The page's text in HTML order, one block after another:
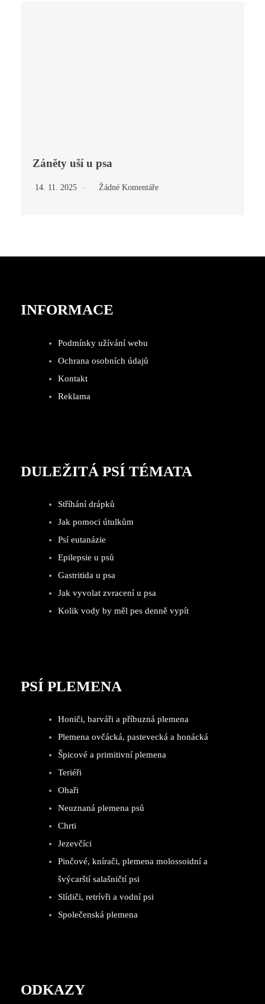
Záněty uší u psa
14. 11. 2025 Žádné Komentáře
INFORMACE
Podmínky užívání webu
Ochrana osobních údajů
Kontakt
Reklama
DULEŽITÁ PSÍ TÉMATA
Stříhání drápků
Jak pomoci útulkům
Psí eutanázie
Epilepsie u psů
Gastritida u psa
Jak vyvolat zvracení u psa
Kolik vody by měl pes denně vypít
PSÍ PLEMENA
Honiči, barváři a příbuzná plemena
Plemena ovčácká, pastevecká a honácká
Špicové a primitivní plemena
Teriéři
Ohaři
Neuznaná plemena psů
Chrti
Jezevčíci
Pinčové, knírači, plemena molossoidní a
švýcarští salašničtí psi
Slídiči, retrívři a vodní psi
Společenská plemena
ODKAZY